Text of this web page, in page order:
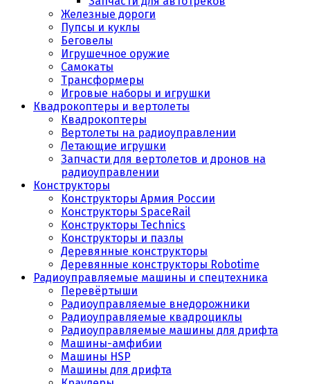
Железные дороги
Пупсы и куклы
Беговелы
Игрушечное оружие
Самокаты
Трансформеры
Игровые наборы и игрушки
Квадрокоптеры и вертолеты
Квадрокоптеры
Вертолеты на радиоуправлении
Летающие игрушки
Запчасти для вертолетов и дронов на
радиоуправлении
Конструкторы
Конструкторы Армия России
Конструкторы SpaceRail
Конструкторы Technics
Конструкторы и пазлы
Деревянные конструкторы
Деревянные конструкторы Robotime
Радиоуправляемые машины и спецтехника
Перевёртыши
Радиоуправляемые внедорожники
Радиоуправляемые квадроциклы
Радиоуправляемые машины для дрифта
Машины-амфибии
Машины HSP
Машины для дрифта